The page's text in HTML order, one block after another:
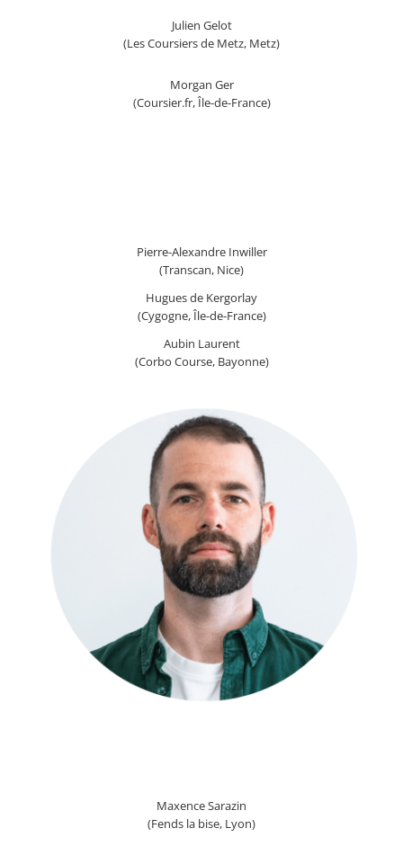
Julien Gelot
(Les Coursiers de Metz, Metz)
Morgan Ger
(Coursier.fr, Île-de-France)
Pierre-Alexandre Inwiller
(Transcan, Nice)
Hugues de Kergorlay
(Cygogne, Île-de-France)
Aubin Laurent
(Corbo Course, Bayonne)
Maxence Sarazin
(Fends la bise, Lyon)